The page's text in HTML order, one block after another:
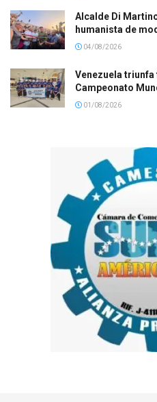
Alcalde Di
humanista de
04/08/2026
Venezuela
Campeonato
01/08/2026